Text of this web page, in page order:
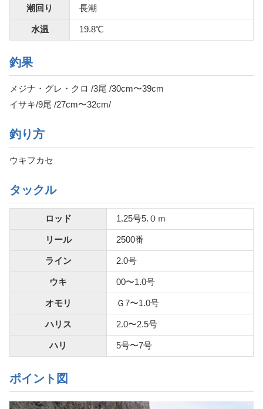
潮回り 長潮
水温 19.8℃
釣果
メジナ・グレ・クロ /3尾 /30cm〜39cm
イサキ/9尾 /27cm〜32cm/
釣り方
ウキフカセ
タックル
ロッド 1.25号5.０ｍ
リール 2500番
ライン 2.0号
ウキ 00〜1.0号
オモリ Ｇ7〜1.0号
ハリス 2.0〜2.5号
ハリ 5号〜7号
ポイント図